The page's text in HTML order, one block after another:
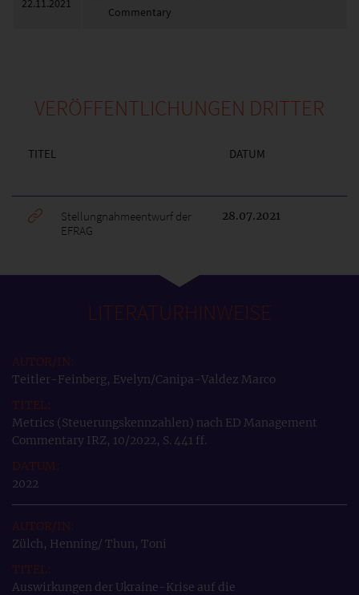
22.11.2021
Commentary
VERÖFFENTLICHUNGEN DRITTER
TITEL DATUM
Stellungnahmeentwurf der
EFRAG
28.07.2021
LITERATURHINWEISE
Teitler-Feinberg, Evelyn/Canipa-Valdez Marco
Metrics (Steuerungskennzahlen) nach ED Management
Commentary IRZ, 10/2022, S. 441 ff.
2022
Zülch, Henning/ Thun, Toni
Auswirkungen der Ukraine-Krise auf die